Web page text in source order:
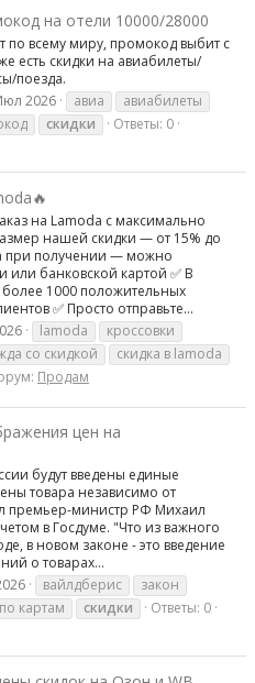
на отели 10000/28000
по всему миру, промокод выбит с
есть скидки на авиабилеты/
поезда.
2026 авиа
авиабилеты
скидки
Ответы: 0
на Lamoda с максимально
нашей скидки — от 15% до
при получении — можно
или банковской картой ✅ В
1000 положительных
✅ Просто отправьте...
lamoda
кроссовки
со скидкой
скидка в lamoda
Продам
цен на
будут введены единые
товара независимо от
премьер-министр РФ Михаил
в Госдуме. "Что из важного
в новом законе - это введение
о товарах...
вайлдберис
закон
картам скидки
Ответы: 0